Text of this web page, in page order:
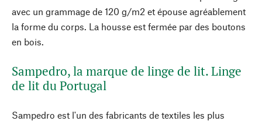
avec un grammage de 120 g/m2 et épouse agréablement
la forme du corps. La housse est fermée par des boutons
en bois.
Sampedro, la marque de linge de lit. Linge
de lit du Portugal
Sampedro est l'un des fabricants de textiles les plus